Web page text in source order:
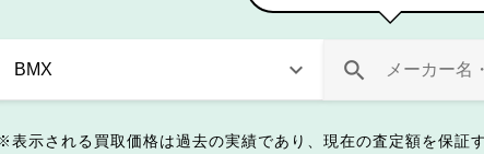
表示される買取価格は過去の実績であり、現在の査定額を保証